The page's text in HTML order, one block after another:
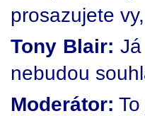
prosazujete
Tony Blair:
nebudou
Moderátor: